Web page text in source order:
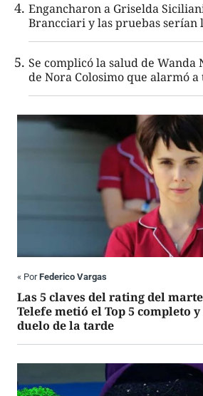
Engancharon a Griselda
Brancciari y las pruebas serían
Se complicó la salud de Wanda
de Nora Colosimo que alarmó a
« PorFederico Vargas
Las 5 claves del rating del
Telefe metió el Top 5 completo
duelo de la tarde